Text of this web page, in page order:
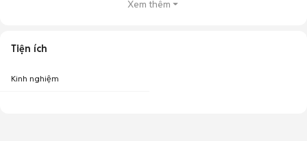
Xem thêm
Tiện ích
Kinh nghiệm